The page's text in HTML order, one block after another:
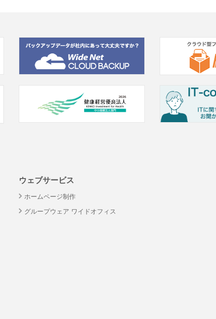
ウェブサービス
ホームページ制作
グループウェア ワイドオフィス